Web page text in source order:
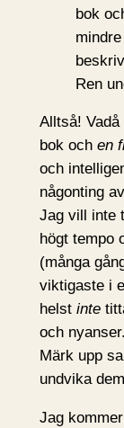
bok
Ren
Alltså! Vadå
bok och en
och
någonting
Jag vill inte
högt tempo
(många
viktigaste i
helst inte
och
Märk upp
undvika
Jag